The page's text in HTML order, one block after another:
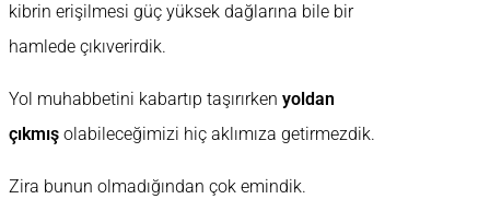
kibrin erişilmesi güç yüksek dağlarına bile bir
hamlede çıkıverirdik.
Yol muhabbetini kabartıp taşırırken yoldan
çıkmış olabileceğimizi hiç aklımıza getirmezdik.
Zira bunun olmadığından çok emindik.